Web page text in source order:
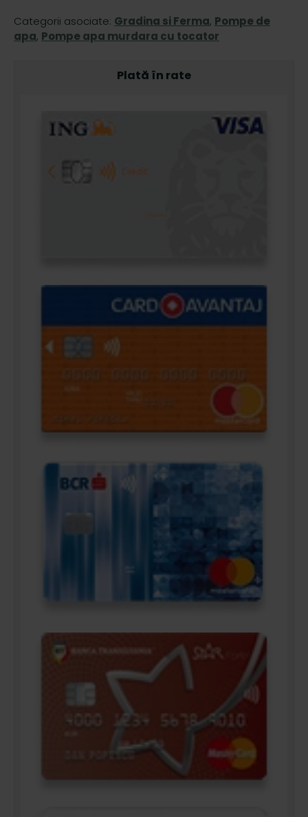
Categorii asociate: Gradina si Ferma, Pompe de
apa, Pompe apa murdara cu tocator
Plată în rate